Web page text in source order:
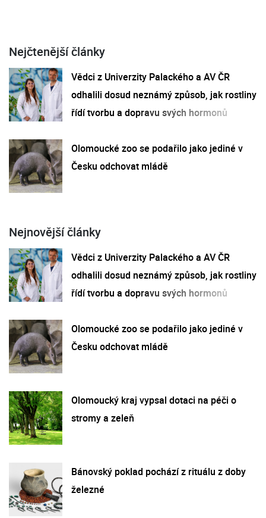
Nejčtenější články
Vědci z Univerzity Palackého a AV ČR
odhalili dosud neznámý způsob, jak rostliny
řídí tvorbu a dopravu svých hormonů
Olomoucké zoo se podařilo jako jediné v
Česku odchovat mládě
Nejnovější články
Vědci z Univerzity Palackého a AV ČR
odhalili dosud neznámý způsob, jak rostliny
řídí tvorbu a dopravu svých hormonů
Olomoucké zoo se podařilo jako jediné v
Česku odchovat mládě
Olomoucký kraj vypsal dotaci na péči o
stromy a zeleň
Bánovský poklad pochází z rituálu z doby
železné